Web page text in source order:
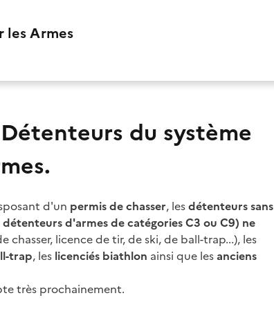
les Armes
du système
d'un permis de chasser, lesdétenteurs sans
d'armes de catégories C3 ou C9) ne
chasser, licence de tir, de ski, de ball-trap...), les
trap, les licenciés biathlon ainsi que lesanciens
très prochainement.